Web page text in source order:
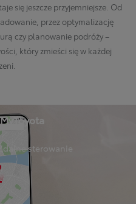
się jeszcze przyjemniejsze. Od
przez optymalizację
czy planowanie podróży –
który zmieści się w każdej
Zdalne sterowanie